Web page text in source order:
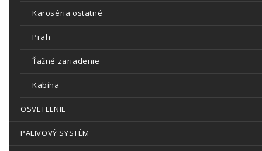
Karoséria ostatné
Prah
Ťažné zariadenie
Kabína
OSVETLENIE
PALIVOVÝ SYSTÉM